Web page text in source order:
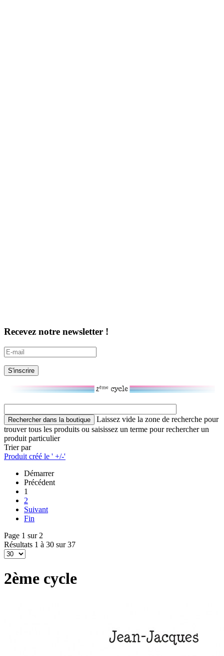
Recevez notre newsletter !
Laissez vide la zone de recherche pour
trouver tous les produits ou saisissez un terme pour rechercher un
produit particulier
Trier par
Produit créé le ' +/-'
Démarrer
Précédent
1
2
Suivant
Fin
Page 1 sur 2
Résultats 1 à 30 sur 37
2ème cycle